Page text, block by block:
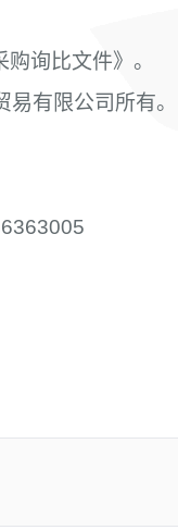
询比文件》。
有限公司所有。